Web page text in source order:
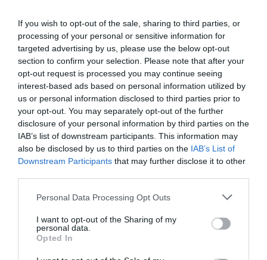
If you wish to opt-out of the sale, sharing to third parties, or
processing of your personal or sensitive information for
targeted advertising by us, please use the below opt-out
section to confirm your selection. Please note that after your
opt-out request is processed you may continue seeing
interest-based ads based on personal information utilized by
us or personal information disclosed to third parties prior to
your opt-out. You may separately opt-out of the further
disclosure of your personal information by third parties on the
IAB’s list of downstream participants. This information may
also be disclosed by us to third parties on the IAB’s List of
Downstream Participants that may further disclose it to other
Personal Data Processing Opt Outs
I want to opt-out of the Sharing of my
personal data.
Opted In
NTa commenté :
9 juin 2026 - 15 h 54
min
La ligne existe depuis longtemps… Elle dessert le
Club Med et l’avion continue sur la Republique D. ou
Cancun, rien de nouveau c’est comme ca depuis la
faillite de XL Airways
RÉPONDRE
d’euros et passer 10 heures dans un avion pour aller sur une
île aussi paumée